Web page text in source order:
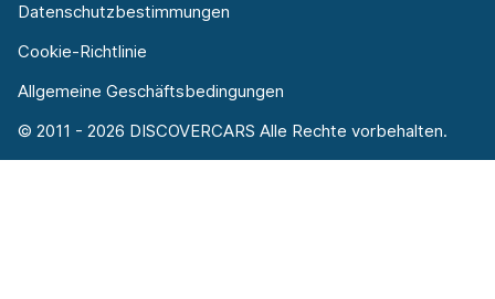
© 2011 - 2026 DISCOVERCARS Alle Rechte vorbehalten.
Datenschutzbestimmungen
Cookie-Richtlinie
Allgemeine Geschäftsbedingungen